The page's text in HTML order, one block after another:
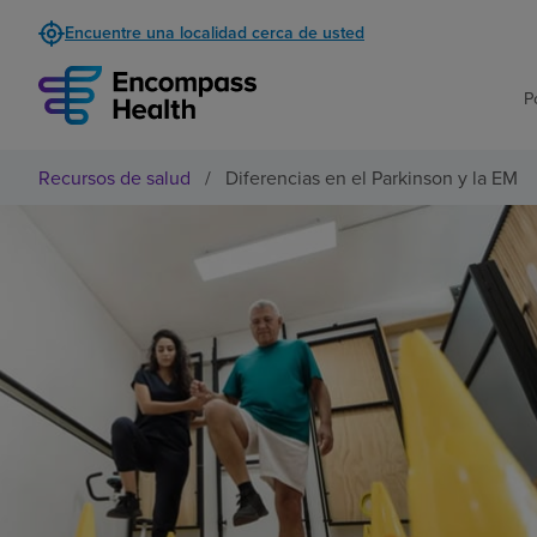
Encuentre una localidad cerca de usted
Recursos de salud / Diferencias en el Parkinson y la EM